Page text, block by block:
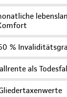
%
als